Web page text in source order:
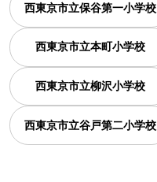
西東京市立保谷第一小学校
西東京市立本町小学校
西東京市立柳沢小学校
西東京市立谷戸第二小学校